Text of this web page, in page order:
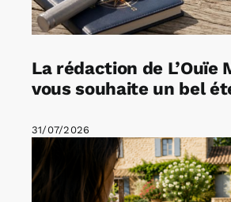
La rédaction de L’Ouïe
vous souhaite un bel
31/07/2026